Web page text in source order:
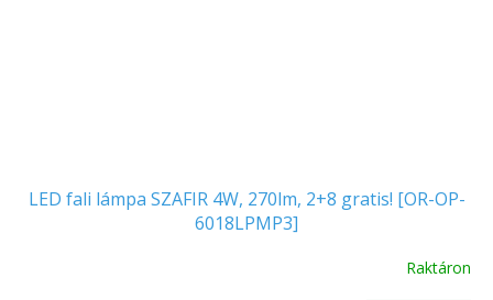
LED fali lámpa SZAFIR 4W, 270lm, 2+8 gratis! [OR-OP-
6018LPMP3]
Raktáron